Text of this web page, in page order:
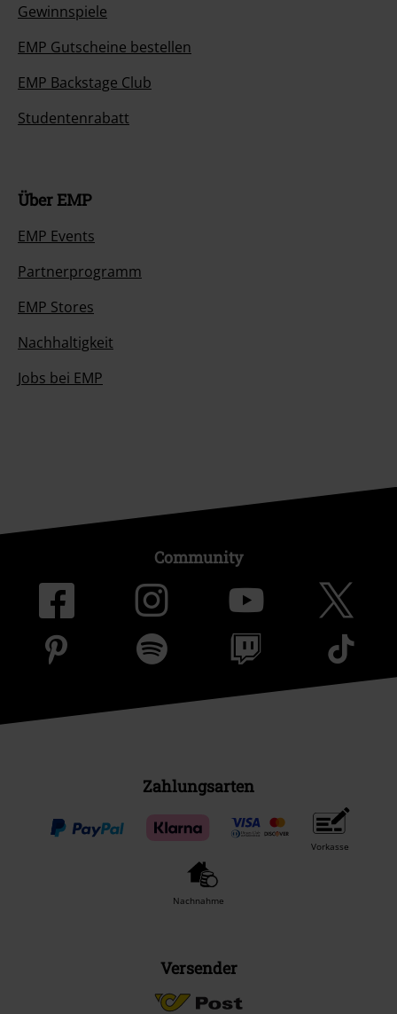
Gewinnspiele
EMP Gutscheine bestellen
EMP Backstage Club
Studentenrabatt
Über EMP
EMP Events
Partnerprogramm
EMP Stores
Nachhaltigkeit
Jobs bei EMP
Community
Zahlungsarten
Vorkasse
Nachnahme
Versender